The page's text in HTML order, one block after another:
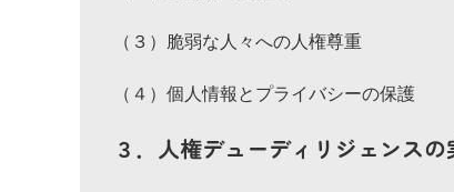
（３）脆弱な人々への人権尊重
（４）個人情報とプライバシーの保護
３．人権デューディリジェンスの